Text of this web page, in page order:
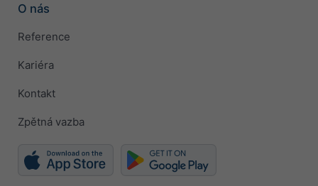
O nás
Reference
Kariéra
Kontakt
Zpětná vazba